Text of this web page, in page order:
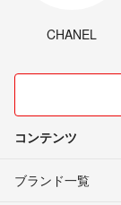
CHANEL
コンテンツ
ブランド一覧